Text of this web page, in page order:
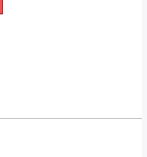
าน ที่ดิน
โพส
รับโพสขาย
าร
น ที่ดิน อสังหา รับโพสต์ประกาศขาย
แรกกูเกืล